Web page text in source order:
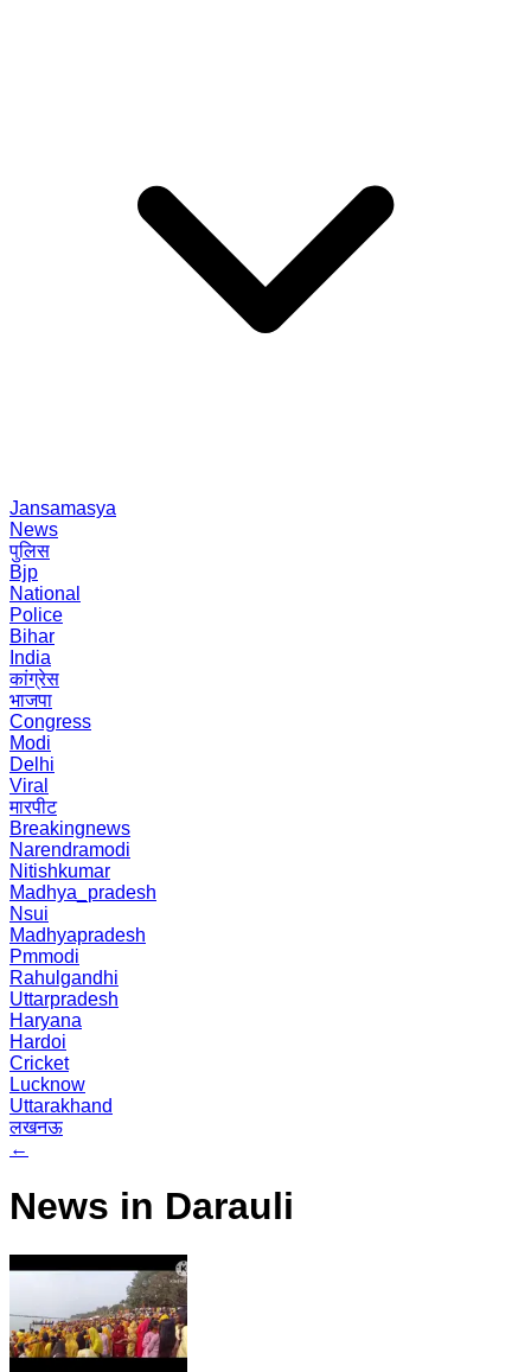
Jansamasya
News
पुलिस
Bjp
National
Police
Bihar
India
कांग्रेस
भाजपा
Congress
Modi
Delhi
Viral
मारपीट
Breakingnews
Narendramodi
Nitishkumar
Madhya_pradesh
Nsui
Madhyapradesh
Pmmodi
Rahulgandhi
Uttarpradesh
Haryana
Hardoi
Cricket
Lucknow
Uttarakhand
लखनऊ
←
News in Darauli